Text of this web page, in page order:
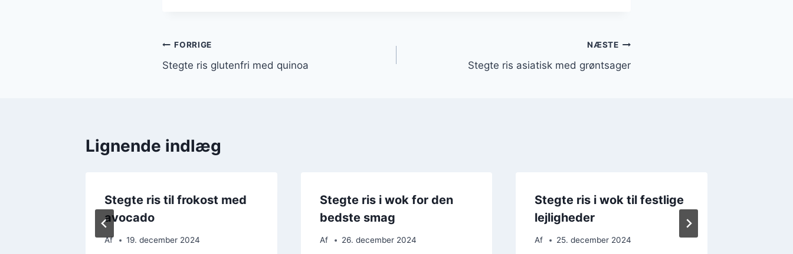
Indlægsnavigation
FORRIGE
Stegte ris glutenfri med quinoa
NÆSTE
Stegte ris asiatisk med grøntsager
Lignende indlæg
Stegte ris til frokost med
avocado
Af 19. december 2024
Stegte ris i wok for den
bedste smag
Af 26. december 2024
Stegte ris i wok til festlige
lejligheder
Af 25. december 2024